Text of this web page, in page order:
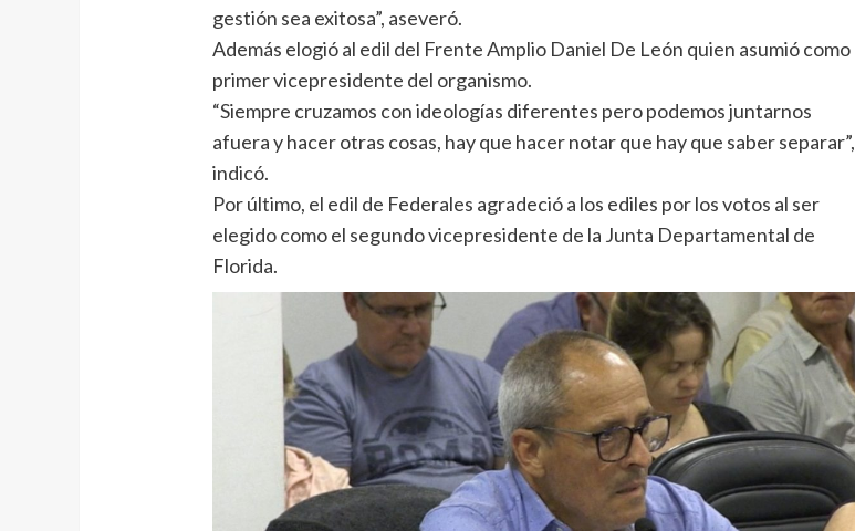
gestión sea exitosa”, aseveró.
Además elogió al edil del Frente Amplio Daniel De León quien asumió como
primer vicepresidente del organismo.
“Siempre cruzamos con ideologías diferentes pero podemos juntarnos
afuera y hacer otras cosas, hay que hacer notar que hay que saber separar”,
indicó.
Por último, el edil de Federales agradeció a los ediles por los votos al ser
elegido como el segundo vicepresidente de la Junta Departamental de
Florida.